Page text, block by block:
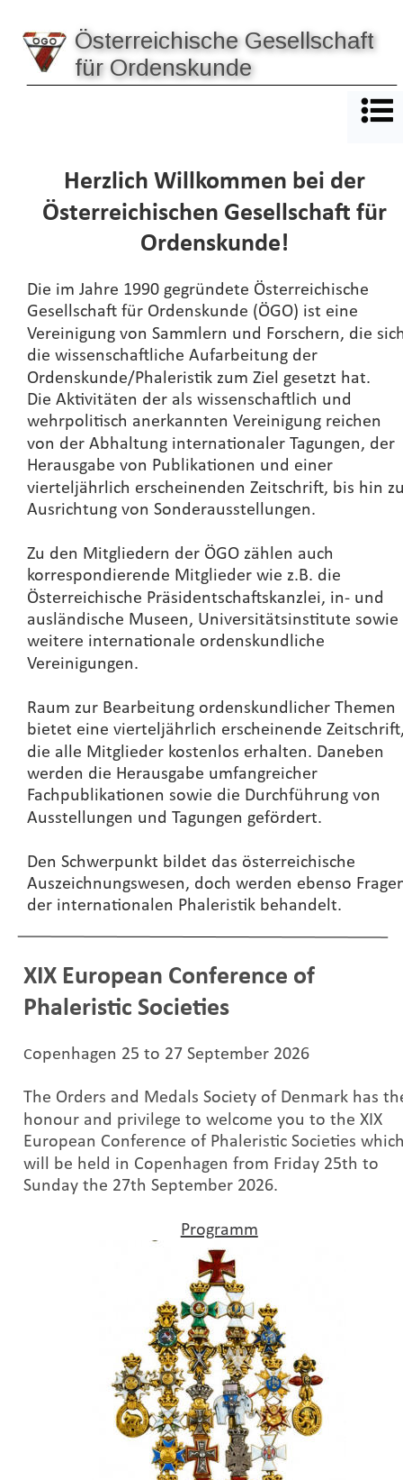
Österreichische Gesellschaft
für Ordenskunde
Herzlich Willkommen bei der
Österreichischen Gesellschaft für
Ordenskunde!
Die im Jahre 1990 gegründete Österreichische
Gesellschaft für Ordenskunde (ÖGO) ist eine
Vereinigung von Sammlern und Forschern, die
die wissenschaftliche Aufarbeitung der
Ordenskunde/Phaleristik zum Ziel gesetzt hat.
Die Aktivitäten der als wissenschaftlich und
wehrpolitisch anerkannten Vereinigung reichen
von der Abhaltung internationaler Tagungen, der
Herausgabe von Publikationen und einer
vierteljährlich erscheinenden Zeitschrift, bis hin
Ausrichtung von Sonderausstellungen.
Zu den Mitgliedern der ÖGO zählen auch
korrespondierende Mitglieder wie z.B. die
Österreichische Präsidentschaftskanzlei, in- und
ausländische Museen, Universitätsinstitute sowie
weitere internationale ordenskundliche
Vereinigungen.
Raum zur Bearbeitung ordenskundlicher Themen
bietet eine vierteljährlich erscheinende
die alle Mitglieder kostenlos erhalten. Daneben
werden die Herausgabe umfangreicher
Fachpublikationen sowie die Durchführung von
Ausstellungen und Tagungen gefördert.
Den Schwerpunkt bildet das österreichische
Auszeichnungswesen, doch werden ebenso
der internationalen Phaleristik behandelt.
XIX European Conference of
Phaleristic Societies
Copenhagen 25 to 27 September 2026
The Orders and Medals Society of Denmark has
honour and privilege to welcome you to the XIX
European Conference of Phaleristic Societies
will be held in Copenhagen from Friday 25th to
Sunday the 27th September 2026.
Programm